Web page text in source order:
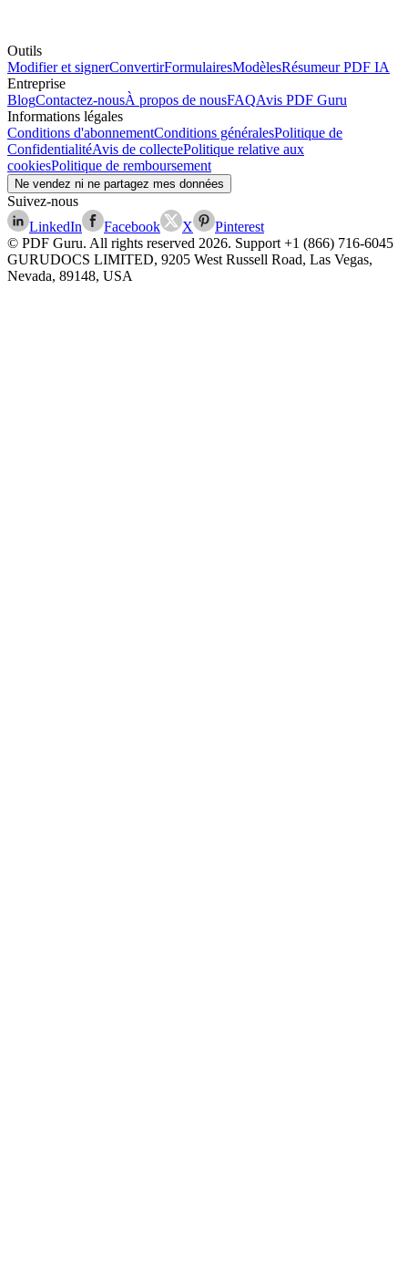
Outils
Modifier et signerConvertirFormulairesModèlesRésumeur PDF IA
Entreprise
BlogContactez-nousÀ propos de nousFAQAvis PDF Guru
Informations légales
Conditions d'abonnementConditions généralesPolitique de
ConfidentialitéAvis de collectePolitique relative aux
cookiesPolitique de remboursement
Ne vendez ni ne partagez mes données
Suivez-nous
LinkedIn
Facebook X
Pinterest
© PDF Guru. All rights reserved 2026. Support +1 (866) 716-6045
GURUDOCS LIMITED, 9205 West Russell Road, Las Vegas,
Nevada, 89148, USA